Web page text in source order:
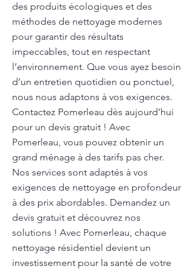
des produits écologiques et des
méthodes de nettoyage modernes
pour garantir des résultats
impeccables, tout en respectant
l’environnement. Que vous ayez besoin
d’un entretien quotidien ou ponctuel,
nous nous adaptons à vos exigences.
Contactez Pomerleau dès aujourd’hui
pour un devis gratuit ! Avec
Pomerleau, vous pouvez obtenir un
grand ménage à des tarifs pas cher.
Nos services sont adaptés à vos
exigences de nettoyage en profondeur
à des prix abordables. Demandez un
devis gratuit et découvrez nos
solutions ! Avec Pomerleau, chaque
nettoyage résidentiel devient un
investissement pour la santé de votre